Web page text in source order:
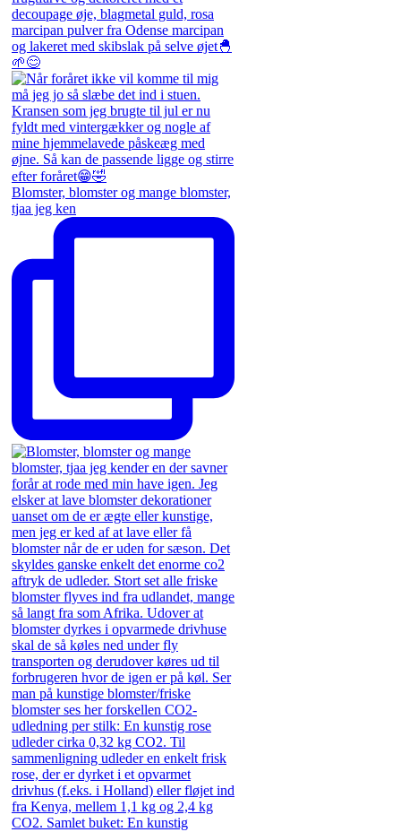
Blomster, blomster og mange blomster,
tjaa jeg ken